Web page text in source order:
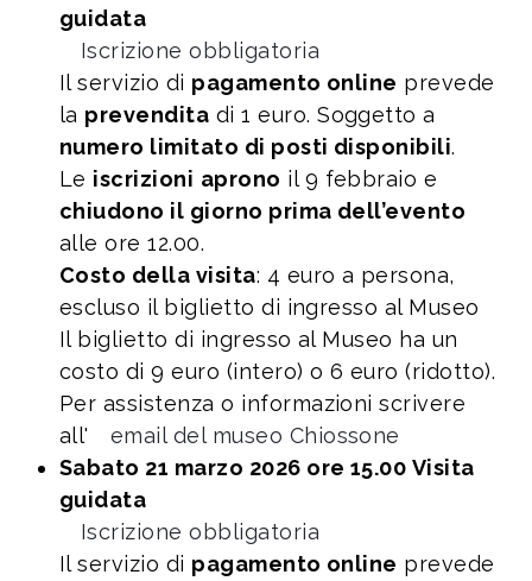
guidata
Iscrizione obbligatoria
Il servizio di pagamento online prevede
la prevendita di 1 euro. Soggetto a
numero limitato di posti disponibili.
Le iscrizioni aprono il 9 febbraio e
chiudono il giorno prima dell’evento
alle ore 12.00.
Costo della visita: 4 euro a persona,
escluso il biglietto di ingresso al Museo
Il biglietto di ingresso al Museo ha un
costo di 9 euro (intero) o 6 euro (ridotto).
Per assistenza o informazioni scrivere
all'
email del museo Chiossone
Sabato 21 marzo 2026 ore 15.00 Visita
guidata
Iscrizione obbligatoria
Il servizio di pagamento online prevede